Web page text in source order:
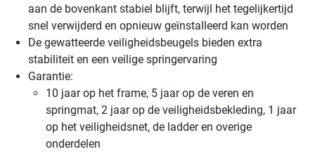
aan de bovenkant stabiel blijft, terwijl het tegelijkertijd
snel verwijderd en opnieuw geïnstalleerd kan worden
De gewatteerde veiligheidsbeugels bieden extra
stabiliteit en een veilige springervaring
Garantie:
10 jaar op het frame, 5 jaar op de veren en
springmat, 2 jaar op de veiligheidsbekleding, 1 jaar
op het veiligheidsnet, de ladder en overige
onderdelen